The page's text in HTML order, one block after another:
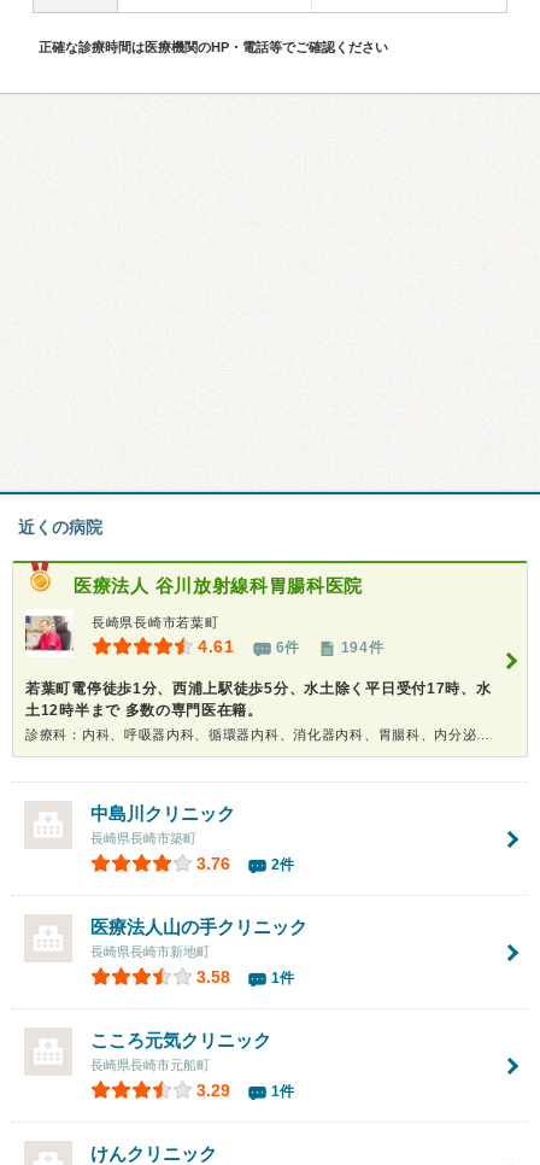
正確な診療時間は医療機関のHP・電話等でご確認ください
近くの病院
医療法人 谷川放射線科胃腸科医院
長崎県長崎市若葉町
4.61 6件 194件
若葉町電停徒歩1分、西浦上駅徒歩5分、水土除く平日受付17時、水
土12時半まで 多数の専門医在籍。
中島川クリニック
長崎県長崎市築町
3.76 2件
医療法人山の手クリニック
長崎県長崎市新地町
3.58 1件
こころ元気クリニック
長崎県長崎市元船町
3.29 1件
けんクリニック